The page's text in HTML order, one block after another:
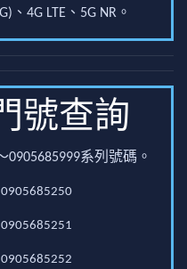
、4G LTE、5G NR。
號查詢
系列號碼。
0905685250
0905685251
0905685252